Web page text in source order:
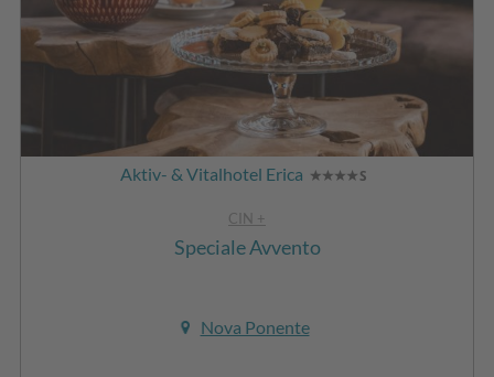
Aktiv- & Vitalhotel Erica
CIN +
Speciale Avvento
Nova Ponente